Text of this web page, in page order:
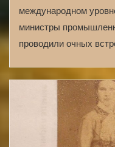
международном
министры
проводили очных